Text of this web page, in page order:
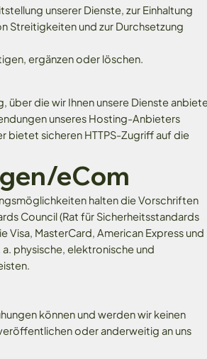
unserer Dienste, zur Einhaltung
Streitigkeiten und zur Durchsetzung
ergänzen oder löschen.
die wir Ihnen unsere Dienste
unseres Hosting-Anbieters
bietet sicheren HTTPS-Zugriff auf die
eCom
halten die Vorschriften
Council (Rat für Sicherheitsstandards
Visa, MasterCard, American Express und
physische, elektronische und
können und werden wir keinen
oder anderweitig an uns